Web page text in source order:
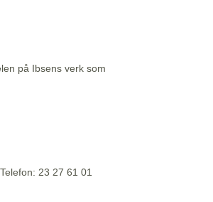
på Ibsens verk som
23 27 61 01